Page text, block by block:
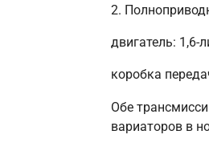
2.
двигатель: 1,6-
коробка
Обе
вариаторов в